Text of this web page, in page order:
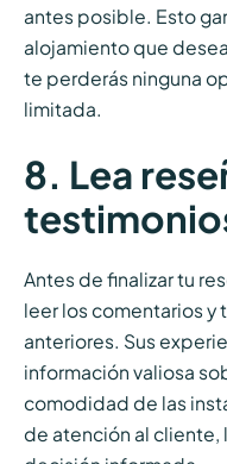
antes posible. Esto
alojamiento que
te perderás ninguna
limitada.
8. Lea
Antes de finalizar tu
leer los comentarios
anteriores. Sus
información valiosa
comodidad de las
de atención al cliente,